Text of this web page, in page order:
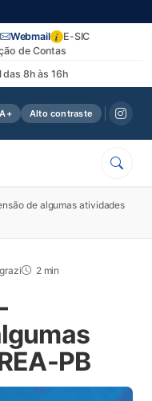
8h às 16h
Webmail i E-SIC
de Contas
A+ Alto contraste
de algumas atividades
grazi 2 min
PB